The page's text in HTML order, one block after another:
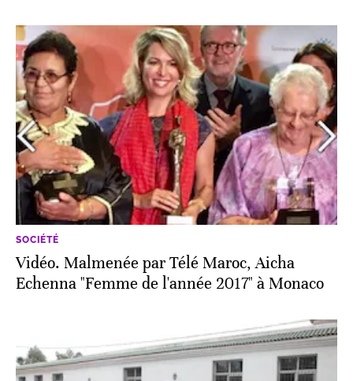
SOCIÉTÉ
Vidéo. Malmenée par Télé Maroc, Aicha
Echenna "Femme de l'année 2017" à Monaco